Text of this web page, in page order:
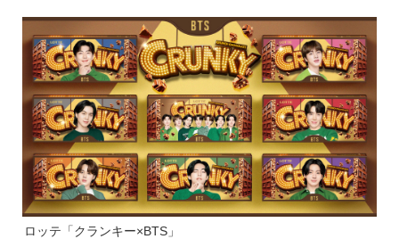
ロッテ「クランキー×BTS」